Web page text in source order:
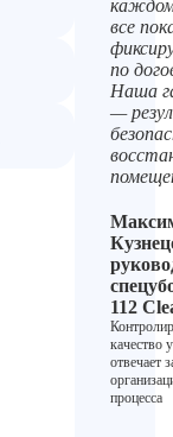
все
по
Наша
—
112
качество
отвечает
процесса